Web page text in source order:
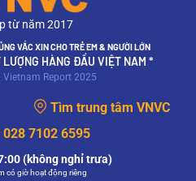
từ năm 2017
VẮC XIN CHO TRẺ EM & NGƯỜI LỚN
HÀNG ĐẦU VIỆT NAM *
Report 2025
Tìm trung tâm VNVC
028 7102 6595
(không nghỉ trưa)
có giờ hoạt động riêng